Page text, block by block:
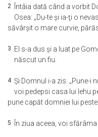
2
Întâia dată când a vorbit
Osea: „Du-te şi ia-ţi o
săvârşit o mare curvie,
3 El s-a dus şi a luat pe
născut un fiu.
4 Şi Domnul i-a zis: „Pune-i
voi pedepsi casa lui Iehu
pune capăt domniei lui peste
5 În ziua aceea, voi